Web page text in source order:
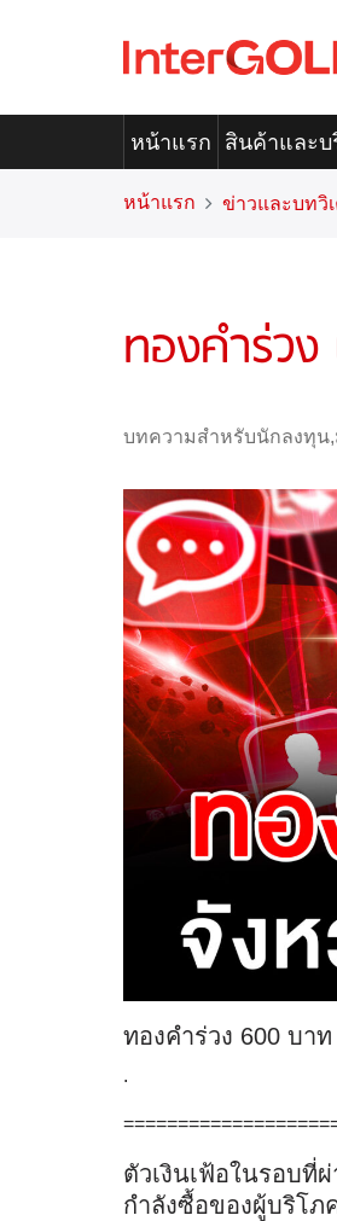
หน้าแรก สินค้าและบ
หน้าแรก ข่าวและบทวิ
ทองคำร่ว
บทความสำหรับนักลงทุน,
ทองคำร่วง 600 บา
.
ตัวเงินเฟ้อในรอบที่
กำลังซื้อของผู้บริโภ